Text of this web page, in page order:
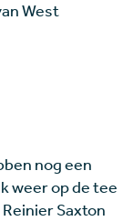
West
nog een
weer op de tee
Saxton